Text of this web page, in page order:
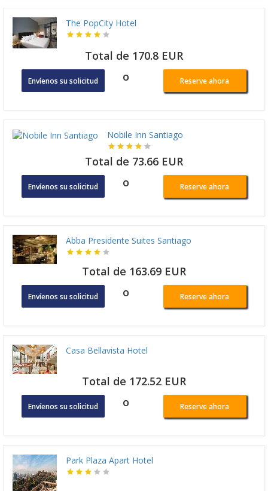
The PopCity Hotel
Total de 170.8 EUR
Envíenos su solicitud o Reserve ahora
Nobile Inn Santiago
Total de 73.66 EUR
Envíenos su solicitud o Reserve ahora
Abba Presidente Suites Santiago
Total de 163.69 EUR
Envíenos su solicitud o Reserve ahora
Casa Bellavista Hotel
Total de 172.52 EUR
Envíenos su solicitud o Reserve ahora
Park Plaza Apart Hotel